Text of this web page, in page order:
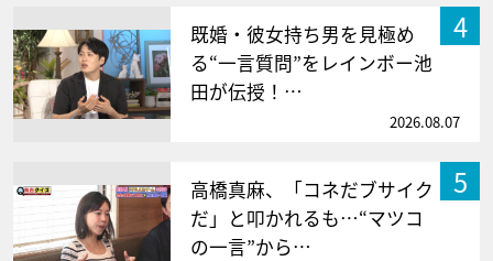
4
既婚・彼女持ち男を見極め
る“一言質問”をレインボー池
田が伝授！…
2026.08.07
5
高橋真麻、「コネだブサイク
だ」と叩かれるも…“マツコ
の一言”から…